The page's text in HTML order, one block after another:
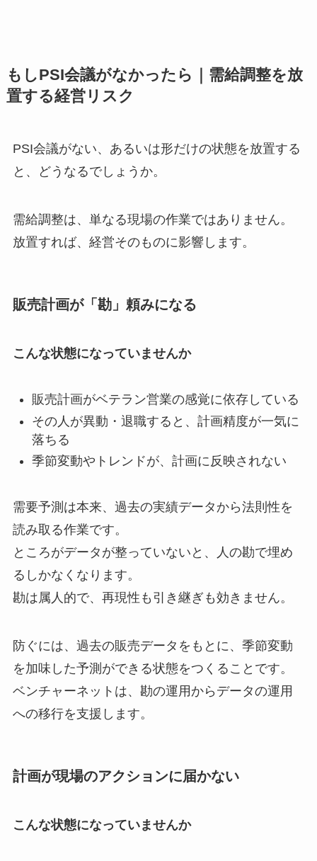
もしPSI会議がなかったら｜需給調整を放
置する経営リスク
PSI会議がない、あるいは形だけの状態を放置する
と、どうなるでしょうか。
需給調整は、単なる現場の作業ではありません。
放置すれば、経営そのものに影響します。
販売計画が「勘」頼みになる
こんな状態になっていませんか
販売計画がベテラン営業の感覚に依存している
その人が異動・退職すると、計画精度が一気に
落ちる
季節変動やトレンドが、計画に反映されない
需要予測は本来、過去の実績データから法則性を
読み取る作業です。
ところがデータが整っていないと、人の勘で埋め
るしかなくなります。
勘は属人的で、再現性も引き継ぎも効きません。
防ぐには、過去の販売データをもとに、季節変動
を加味した予測ができる状態をつくることです。
ベンチャーネットは、勘の運用からデータの運用
への移行を支援します。
計画が現場のアクションに届かない
こんな状態になっていませんか